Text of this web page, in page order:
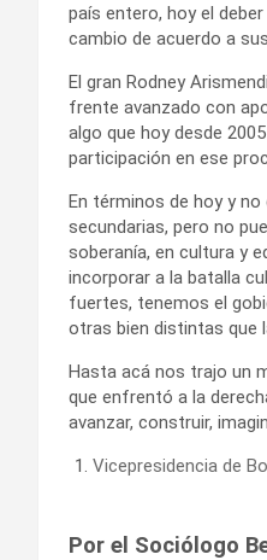
país entero, hoy el
cambio de acuerdo a
El gran Rodney
frente avanzado con
algo que hoy desde
participación en ese
En términos de hoy y no
secundarias, pero no
soberanía, en cultura y
incorporar a la batalla
fuertes, tenemos el
otras bien distintas que
Hasta acá nos trajo un
que enfrentó a la
avanzar, construir,
Vicepresidencia de
Por el Sociólogo